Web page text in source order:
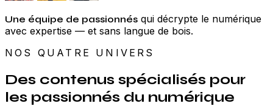
Une équipe de passionnés qui décrypte le numérique
avec expertise — et sans langue de bois.
NOS QUATRE UNIVERS
Des contenus spécialisés pour
les passionnés du numérique